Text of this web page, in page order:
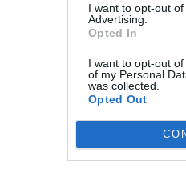
I want to opt-out
Advertising.
Opted In
I want to opt-out
of my Personal
was collected.
Opted Out
ότι έχω….
μαζί με την